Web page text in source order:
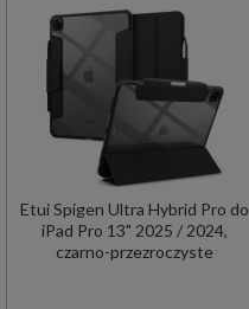
Etui Spigen Ultra Hybrid Pro do
iPad Pro 13" 2025 / 2024,
czarno-przezroczyste